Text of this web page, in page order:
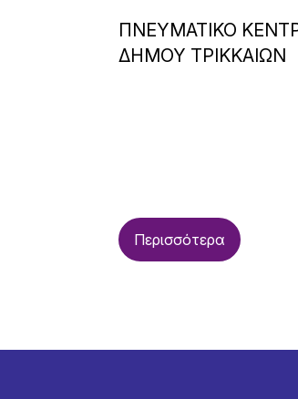
ΠΝΕΥΜΑΤΙΚΟ
ΔΗΜΟΥ ΤΡΙΚΚΑΙΩΝ
Περισσότερα